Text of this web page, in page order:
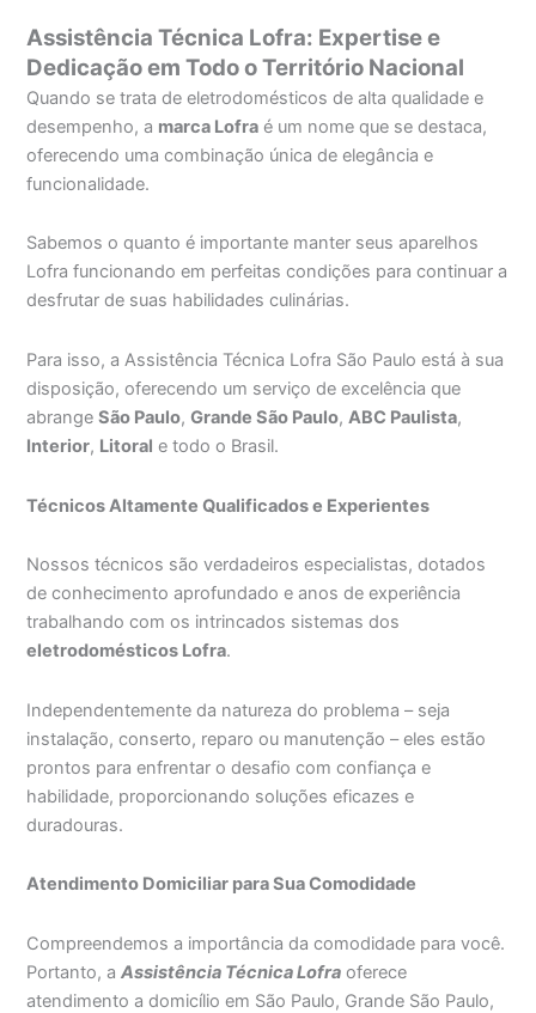
Assistência Técnica Lofra: Expertise e
Dedicação em Todo o Território Nacional
Quando se trata de eletrodomésticos de alta qualidade e
desempenho, a marca Lofra é um nome que se destaca,
oferecendo uma combinação única de elegância e
funcionalidade.
Sabemos o quanto é importante manter seus aparelhos
Lofra funcionando em perfeitas condições para continuar a
desfrutar de suas habilidades culinárias.
Para isso, a Assistência Técnica Lofra São Paulo está à sua
disposição, oferecendo um serviço de excelência que
abrangeSão Paulo,Grande São Paulo,ABC Paulista,
Interior, Litoral e todo o Brasil.
Técnicos Altamente Qualificados e Experientes
Nossos técnicos são verdadeiros especialistas, dotados
de conhecimento aprofundado e anos de experiência
trabalhando com os intrincados sistemas dos
eletrodomésticos Lofra.
Independentemente da natureza do problema – seja
instalação, conserto, reparo ou manutenção – eles estão
prontos para enfrentar o desafio com confiança e
habilidade, proporcionando soluções eficazes e
duradouras.
Atendimento Domiciliar para Sua Comodidade
Compreendemos a importância da comodidade para você.
Portanto, aAssistência Técnica Lofra oferece
atendimento a domicílio em São Paulo, Grande São Paulo,